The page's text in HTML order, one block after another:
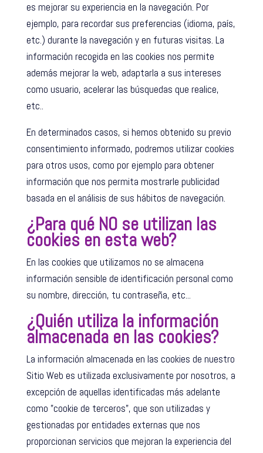
es mejorar su experiencia en la navegación. Por
ejemplo, para recordar sus preferencias (idioma, país,
etc.) durante la navegación y en futuras visitas. La
información recogida en las cookies nos permite
además mejorar la web, adaptarla a sus intereses
como usuario, acelerar las búsquedas que realice,
etc..
En determinados casos, si hemos obtenido su previo
consentimiento informado, podremos utilizar cookies
para otros usos, como por ejemplo para obtener
información que nos permita mostrarle publicidad
basada en el análisis de sus hábitos de navegación.
¿Para qué NO se utilizan las
cookies en esta web?
En las cookies que utilizamos no se almacena
información sensible de identificación personal como
su nombre, dirección, tu contraseña, etc...
¿Quién utiliza la información
almacenada en las cookies?
La información almacenada en las cookies de nuestro
Sitio Web es utilizada exclusivamente por nosotros, a
excepción de aquellas identificadas más adelante
como "cookie de terceros", que son utilizadas y
gestionadas por entidades externas que nos
proporcionan servicios que mejoran la experiencia del